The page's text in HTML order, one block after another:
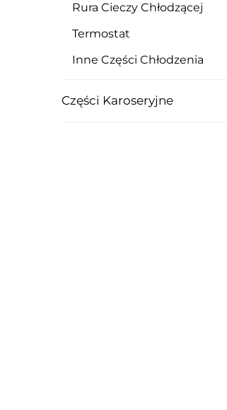
Rura Cieczy Chłodzącej
Termostat
Inne Części Chłodzenia
Części Karoseryjne